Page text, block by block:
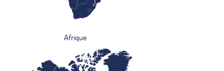
Afrique